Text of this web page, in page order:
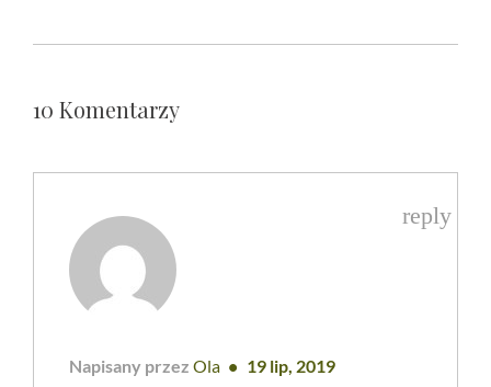
10 Komentarzy
Napisany przez Ola 19 lip, 2019
reply